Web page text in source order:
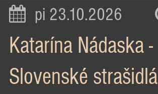
pi 23.10.2026
Katarína Nádaska -
Slovenské strašidlá